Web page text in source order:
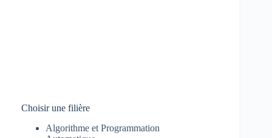
Choisir une filière
Algorithme et Programmation